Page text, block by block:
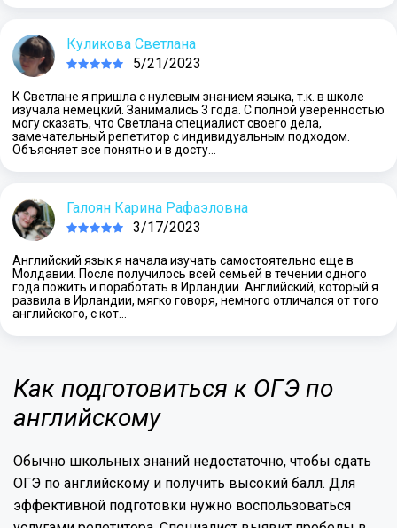
Куликова Светлана
5/21/2023
К Светлане я пришла с нулевым знанием языка, т.к. в школе
изучала немецкий. Занимались 3 года. С полной уверенностью
могу сказать, что Светлана специалист своего дела,
замечательный репетитор с индивидуальным подходом.
Объясняет все понятно и в досту…
Галоян Карина Рафаэловна
3/17/2023
Английский язык я начала изучать самостоятельно еще в
Молдавии. После получилось всей семьей в течении одного
года пожить и поработать в Ирландии. Английский, который я
развила в Ирландии, мягко говоря, немного отличался от того
английского, с кот…
Как подготовиться к ОГЭ по
английскому
Обычно школьных знаний недостаточно, чтобы сдать
ОГЭ по английскому и получить высокий балл. Для
эффективной подготовки нужно воспользоваться